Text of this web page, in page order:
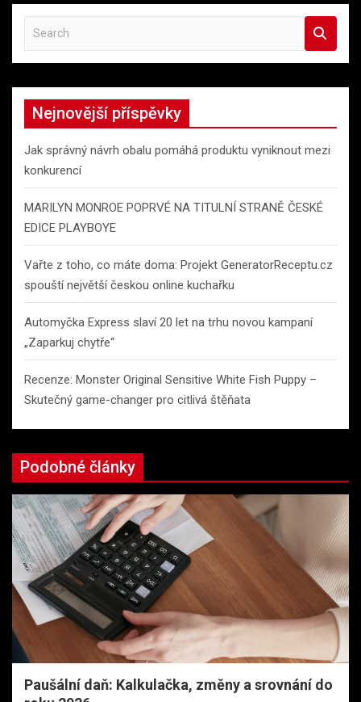
a
r
h
Nejnovější příspěvky
Jak správný návrh obalu pomáhá produktu vyniknout mezi
konkurencí
MARILYN MONROE POPRVÉ NA TITULNÍ STRANĚ ČESKÉ
EDICE PLAYBOYE
Vařte z toho, co máte doma: Projekt GeneratorReceptu.cz
spouští největší českou online kuchařku
Automyčka Express slaví 20 let na trhu novou kampaní
„Zaparkuj chytře“
Recenze: Monster Original Sensitive White Fish Puppy –
Skutečný game-changer pro citlivá štěňata
Podobné články
Paušální daň: Kalkulačka, změny a srovnání do